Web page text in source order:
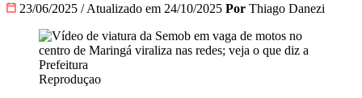
23/06/2025 / Atualizado em 24/10/2025 Por Thiago Danezi
Reproduçao